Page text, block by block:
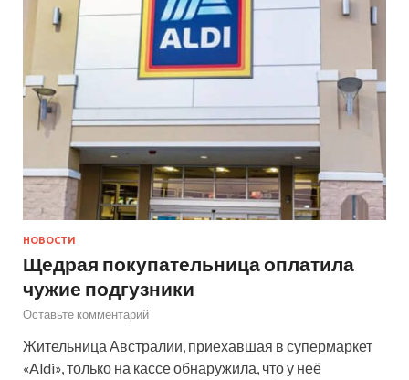
НОВОСТИ
Щедрая покупательница оплатила
чужие подгузники
Оставьте комментарий
Жительница Австралии, приехавшая в супермаркет
«Aldi», только на кассе обнаружила, что у неё